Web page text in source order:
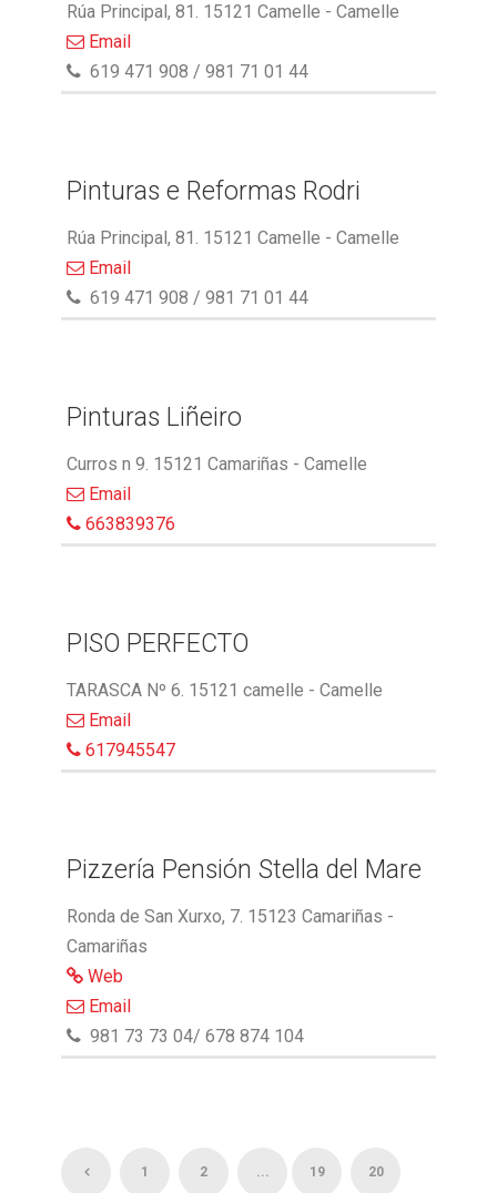
Rúa Principal, 81. 15121 Camelle - Camelle
Email
619 471 908 / 981 71 01 44
Pinturas e Reformas Rodri
Rúa Principal, 81. 15121 Camelle - Camelle
Email
619 471 908 / 981 71 01 44
Pinturas Liñeiro
Curros n 9. 15121 Camariñas - Camelle
Email
663839376
PISO PERFECTO
TARASCA Nº 6. 15121 camelle - Camelle
Email
617945547
Pizzería Pensión Stella del Mare
Ronda de San Xurxo, 7. 15123 Camariñas -
Camariñas
Web
Email
981 73 73 04/ 678 874 104
1 2 ... 19 20